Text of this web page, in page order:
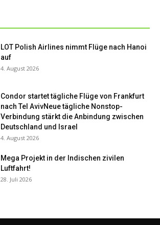
LOT Polish Airlines nimmt Flüge nach Hanoi
auf
4. August 2026
Condor startet tägliche Flüge von Frankfurt
nach Tel AvivNeue tägliche Nonstop-
Verbindung stärkt die Anbindung zwischen
Deutschland und Israel
4. August 2026
Mega Projekt in der Indischen zivilen
Luftfahrt!
28. Juli 2026